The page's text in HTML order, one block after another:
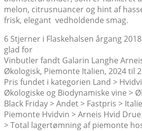
melon, citrusnuancer og hint af
frisk, elegant vedholdende smag.
6 Stjerner i Flaskehalsen årgang
glad for
Vinbutler fandt Galarin Langhe
Økologisk, Piemonte Italien, 2024 til
Pris fundet i kategorien Land >
Økologiske og Biodynamiske vine >
Black Friday > Andet > Fastpris >
Piemonte Hvidvin > Arneis Hvid
> Total lagertømning af piemonte